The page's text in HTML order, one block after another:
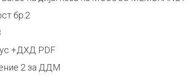
бр.2
+ДХД PDF
2 за ДДМ